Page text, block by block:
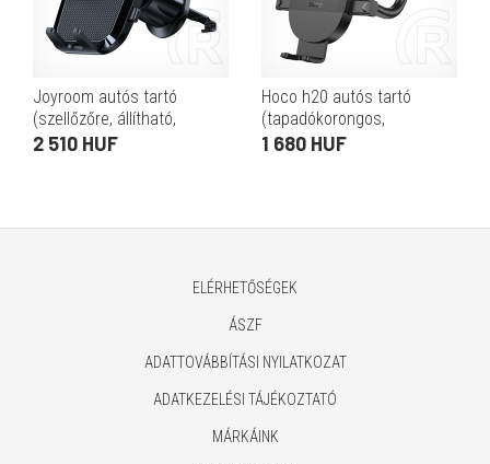
Joyroom autós tartó
(szellőzőre, állítható,
automata, 360°-ban
2 510 HUF
Hoco h20 autós tartó
(tapadókorongos,
szélvédőre, műszerfalra,
1 680 HUF
ELÉRHETŐSÉGEK
ÁSZF
ADATTOVÁBBÍTÁSI NYILATKOZAT
ADATKEZELÉSI TÁJÉKOZTATÓ
MÁRKÁINK